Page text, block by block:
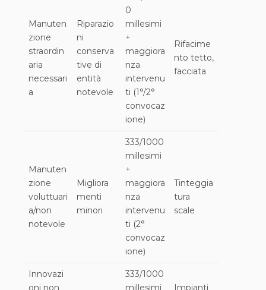
Manuten
zione
straordin
aria
necessari
a
Riparazio
ni
conserva
tive di
entità
notevole
0
millesimi
+
maggiora
nza
intervenu
ti (1°/2°
convocaz
ione)
Rifacime
nto tetto,
facciata
Manuten
zione
voluttuari
a/non
notevole
Migliora
menti
minori
333/1000
millesimi
+
maggiora
nza
intervenu
ti (2°
convocaz
ione)
Tinteggia
tura
scale
Innovazi
oni non
333/1000
millesimi
Impianti